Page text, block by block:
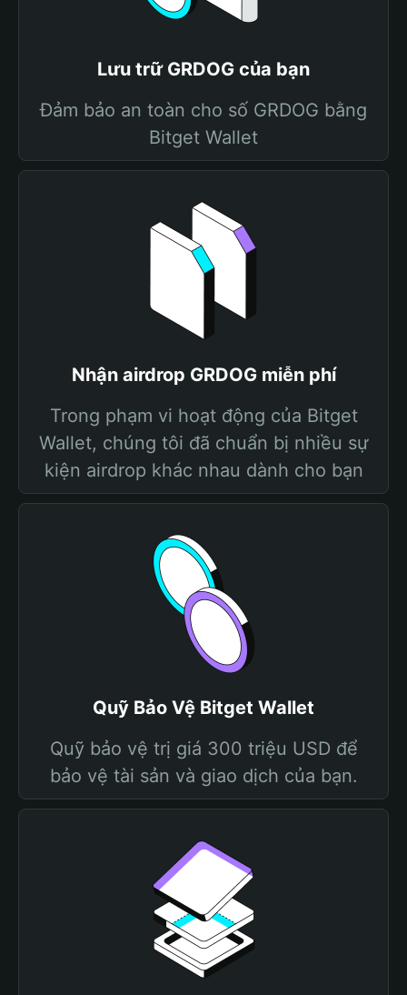
Lưu trữ GRDOG của bạn
Đảm bảo an toàn cho số GRDOG bằng
Bitget Wallet
Nhận airdrop GRDOG miễn phí
Trong phạm vi hoạt động của Bitget
Wallet, chúng tôi đã chuẩn bị nhiều sự
kiện airdrop khác nhau dành cho bạn
Quỹ Bảo Vệ Bitget Wallet
Quỹ bảo vệ trị giá 300 triệu USD để
bảo vệ tài sản và giao dịch của bạn.